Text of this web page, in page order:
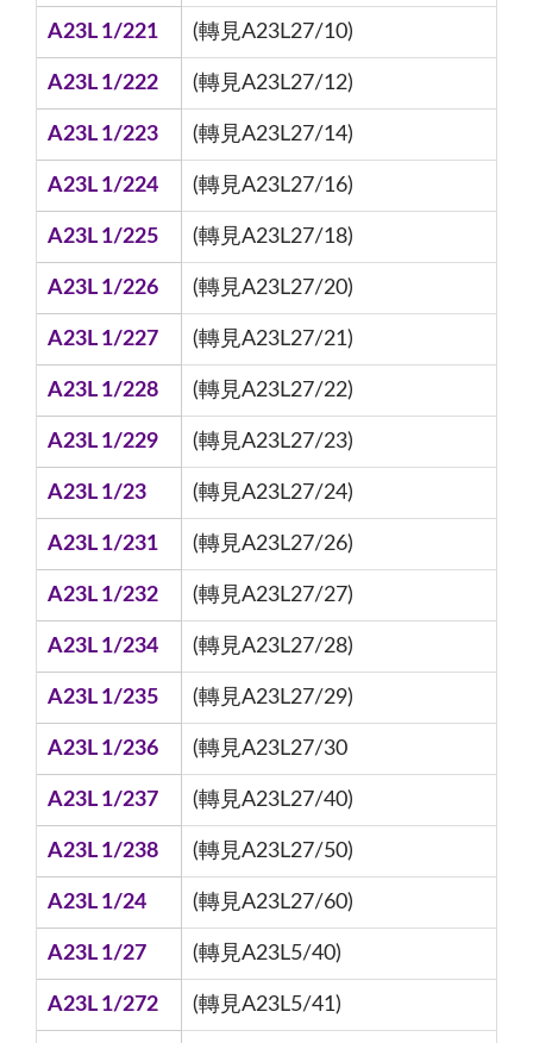
A23L 1/221 (轉見A23L27/10)
A23L 1/222 (轉見A23L27/12)
A23L 1/223 (轉見A23L27/14)
A23L 1/224 (轉見A23L27/16)
A23L 1/225 (轉見A23L27/18)
A23L 1/226 (轉見A23L27/20)
A23L 1/227 (轉見A23L27/21)
A23L 1/228 (轉見A23L27/22)
A23L 1/229 (轉見A23L27/23)
A23L 1/23 (轉見A23L27/24)
A23L 1/231 (轉見A23L27/26)
A23L 1/232 (轉見A23L27/27)
A23L 1/234 (轉見A23L27/28)
A23L 1/235 (轉見A23L27/29)
A23L 1/236 (轉見A23L27/30
A23L 1/237 (轉見A23L27/40)
A23L 1/238 (轉見A23L27/50)
A23L 1/24 (轉見A23L27/60)
A23L 1/27 (轉見A23L5/40)
A23L 1/272 (轉見A23L5/41)